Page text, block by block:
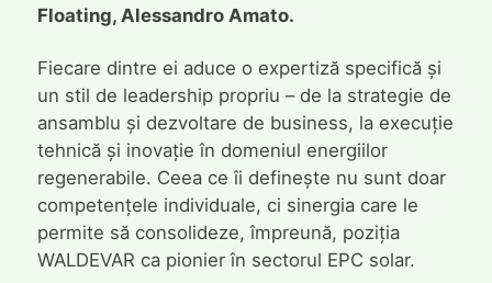
Floating, Alessandro Amato.
Fiecare dintre ei aduce o expertiză specifică și
un stil de leadership propriu – de la strategie de
ansamblu și dezvoltare de business, la execuție
tehnică și inovație în domeniul energiilor
regenerabile. Ceea ce îi definește nu sunt doar
competențele individuale, ci sinergia care le
permite să consolideze, împreună, poziția
WALDEVAR ca pionier în sectorul EPC solar.